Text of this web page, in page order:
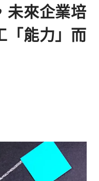
未來企業培
「能力」而